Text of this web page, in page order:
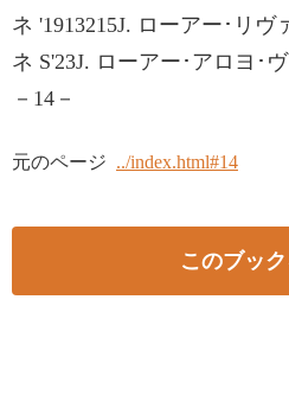
ネ '1913215J. ローアー･リ
ネ S'23J. ローアー･アロヨ･
－14－
元のページ ../index.html#14
このブッ